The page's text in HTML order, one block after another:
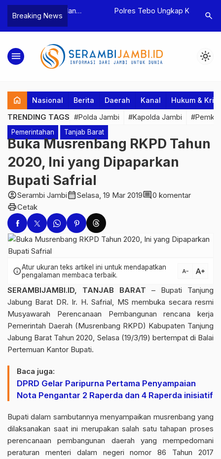
Breaking News
BPD, Polres
Tersangka
Polres Tebo Ungkap Kasus
Dua Pelaku Pengeroyokan di Sumay
Terkait
Kakanwil
search
menu light_mode
home Nasional Berita Daerah Kanal Hukum &
TRENDING TAGS #Polda Jambi #Kapolda Jambi
Pemerintahan Tanjab Barat
Buka Musrenbang RKPD Tahun
2020, Ini yang Dipaparkan
Bupati Safrial
account_circleSerambi Jambicalendar_monthSelasa, 19 Mar 2019comment0 komentar
printCetak
infoAtur ukuran teks artikel ini untuk mendapatkan
pengalaman membaca terbaik.
text_decrease text_increase
SERAMBIJAMBI.ID, TANJAB BARAT – Bupati Tanjung
Jabung Barat DR. Ir. H. Safrial, MS membuka secara resmi
Musyawarah Perencanaan Pembangunan rencana kerja
Pemerintah Daerah (Musrenbang RKPD) Kabupaten Tanjung
Jabung Barat Tahun 2020, Selasa (19/3/19) bertempat di Balai
Pertemuan Kantor Bupati.
Baca juga:
DPRD Gelar Paripurna Pertama Penyampaian
Nota Pengantar 2 Raperda dan 4 Raperda inisiatif
Bupati dalam sambutannya menyampaikan musrenbang yang
dilaksanakan saat ini merupakan salah satu tahapan proses
perencanaan pembangunan daerah yang mempedomani
peraturan menteri dalam negeri nomor 86 Tahun 2017